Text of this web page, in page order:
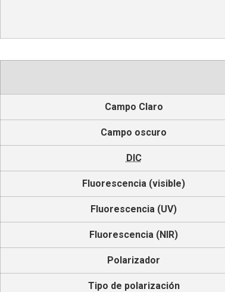
Campo Claro
Campo oscuro
DIC
Fluorescencia (visible)
Fluorescencia (UV)
Fluorescencia (NIR)
Polarizador
Tipo de polarización